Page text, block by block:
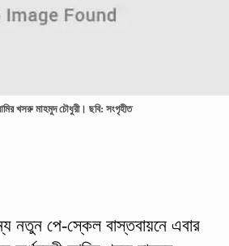
খসরু মাহমুদ চৌধুরী। ছবি: সংগৃহীত
নতুন পে-স্কেল বাস্তবায়নে এবার